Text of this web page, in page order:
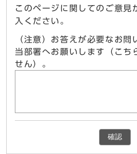
このページに関してのご意見
入ください。
（注意）お答えが必要なお問
当部署へお願いします（こち
せん）。
確認